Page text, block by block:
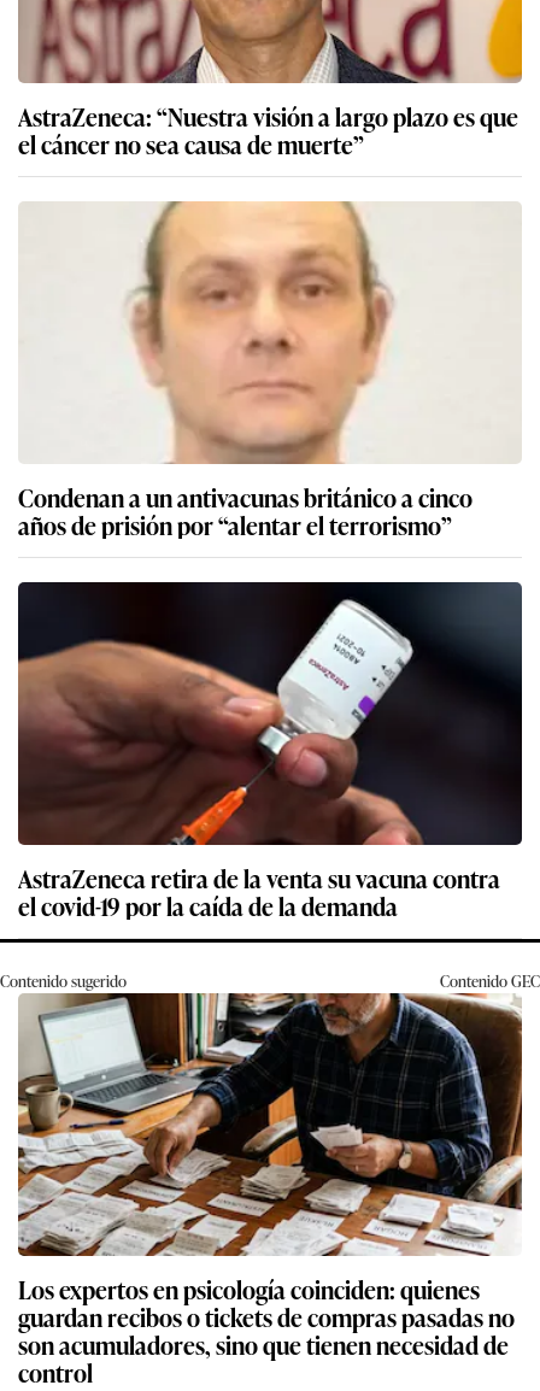
AstraZeneca: “Nuestra visión a largo plazo es que
el cáncer no sea causa de muerte”
Condenan a un antivacunas británico a cinco
años de prisión por “alentar el terrorismo”
AstraZeneca retira de la venta su vacuna contra
el covid-19 por la caída de la demanda
Contenido sugerido ContenidoGEC
Los expertos en psicología coinciden: quienes
guardan recibos o tickets de compras pasadas no
son acumuladores, sino que tienen necesidad de
control